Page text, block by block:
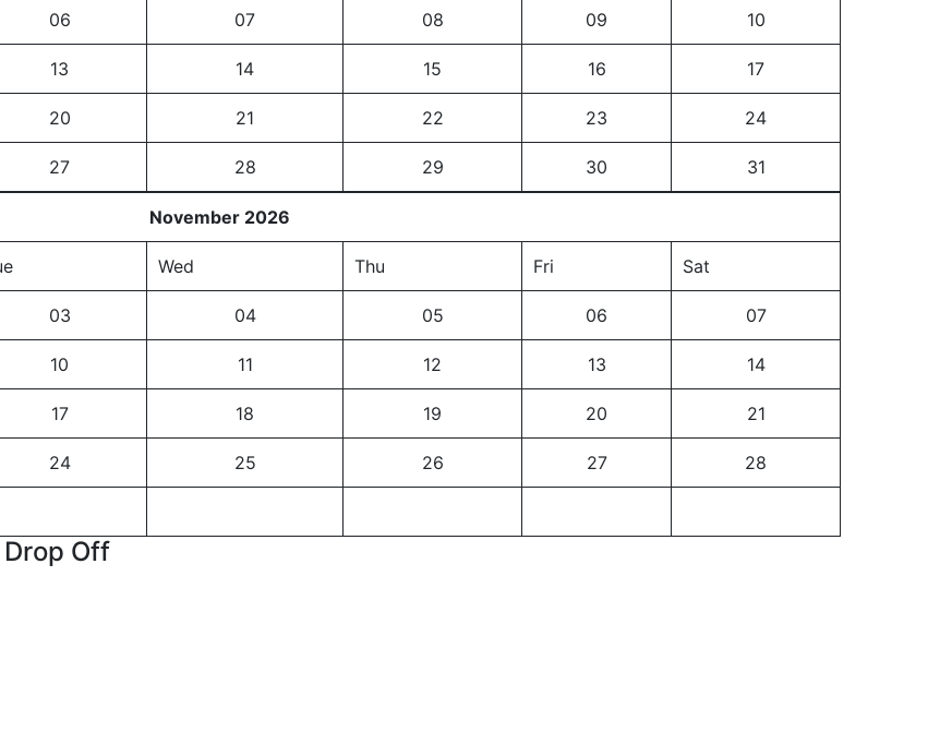
06 07 08 09 10
13 14 15 16 17
20 21 22 23 24
27 28 29 30 31
November 2026
Wed Thu Fri Sat
03 04 05 06 07
10 11 12 13 14
17 18 19 20 21
24 25 26 27 28
Off